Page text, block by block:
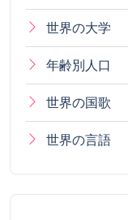
世界の大学
年齢別人口
世界の国歌
世界の言語